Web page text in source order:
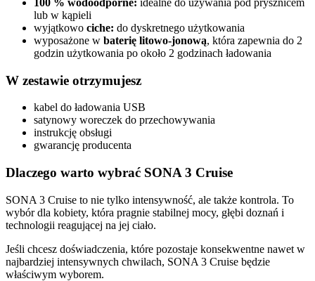
lub w kąpieli
wyjątkowo ciche: do dyskretnego użytkowania
wyposażone w baterię litowo-jonową, która zapewnia do 2
godzin użytkowania po około 2 godzinach ładowania
W zestawie otrzymujesz
kabel do ładowania USB
satynowy woreczek do przechowywania
instrukcję obsługi
gwarancję producenta
Dlaczego warto wybrać SONA 3 Cruise
SONA 3 Cruise to nie tylko intensywność, ale także kontrola. To
wybór dla kobiety, która pragnie stabilnej mocy, głębi doznań i
technologii reagującej na jej ciało.
Jeśli chcesz doświadczenia, które pozostaje konsekwentne nawet w
najbardziej intensywnych chwilach, SONA 3 Cruise będzie
właściwym wyborem.